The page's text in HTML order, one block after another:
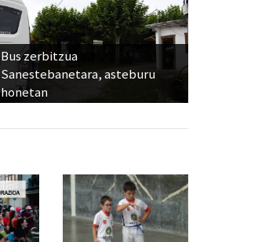
Bus zerbitzua
Sanestebanetara, asteburu
honetan